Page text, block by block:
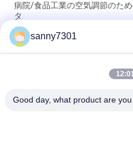
病院/食品工業の空気調節のた
タ
HVACシステム ガラス繊維の複
室のためのF8効率
産業密集したエア フィルター/
sanny7301
Good day, what product are